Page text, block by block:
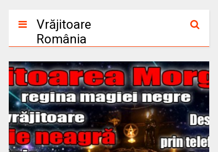
Vrăjitoare
România